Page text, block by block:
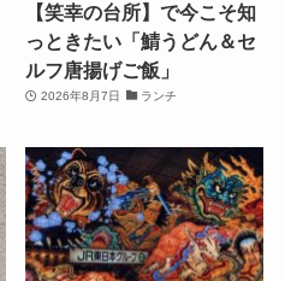
【笑幸の台所】で今こそ知
っときたい「鯖うどん＆セ
ルフ唐揚げご飯」
2026年8月7日 ランチ